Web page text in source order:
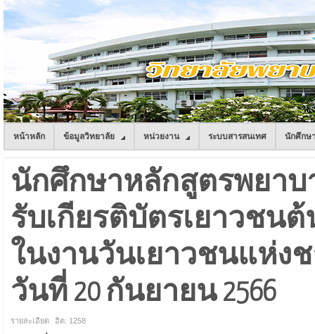
หน้าหลัก ข้อมูลวิทยาลัย หน่วยงาน ระบบสารสนเทศ นักศึกษ
นักศึกษาหลักสูตรพยา
รับเกียรติบัตรเยาวชน
ในงานวันเยาวชนแห่งช
วันที่ 20 กันยายน 2566
รายละเอียด ฮิต: 1258